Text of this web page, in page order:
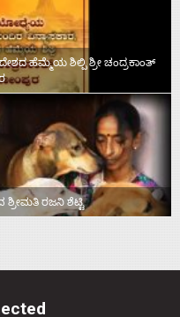
ಹೆಮ್ಮೆಯ ಶಿಲ್ಪಿ ಶ್ರೀ ಚಂದ್ರಕಾಂತ್‌
ಶ್ರೀಮತಿ ರಜನಿ ಶೆಟ್ಟಿ